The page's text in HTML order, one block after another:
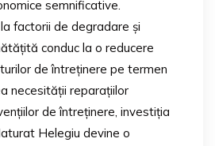
semnificative.
factorii de degradare și
conduc la o reducere
de întreținere pe termen
necesității reparațiilor
de întreținere, investiția
Helegiu devine o